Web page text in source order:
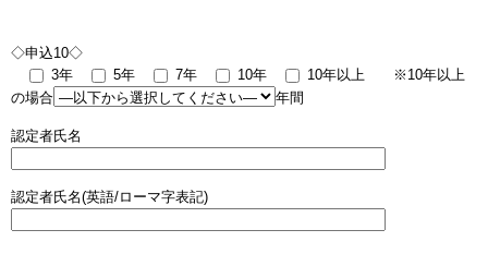
◇申込10◇
3年
5年 7年 10年 10年以上 ※10年以上
の場合
年間
認定者氏名
認定者氏名(英語/ローマ字表記)